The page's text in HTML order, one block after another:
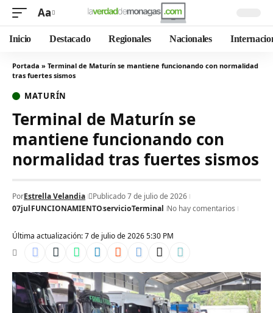
Aa
Inicio Destacado Regionales Nacionales
Portada » Terminal de Maturín se mantiene funcionando con normalidad
tras fuertes sismos
MATURÍN
Terminal de Maturín se
mantiene funcionando con
normalidad tras fuertes sismos
Última actualización: 7 de julio de 2026 5:30 PM
PorEstrella Velandia
Publicado 7 de julio de 2026
07julFUNCIONAMIENTOservicioTerminal No hay comentarios